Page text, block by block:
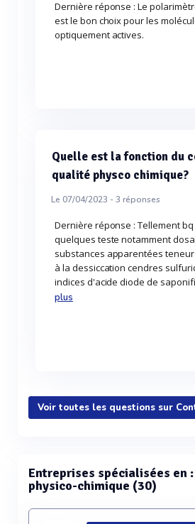
Dernière réponse : Le
est le bon choix pour les
optiquement actives.
Quelle est la fonction du
qualité physco chimique?
Le 07/04/2023 -3 réponses
Dernière réponse : Tellement
quelques teste notamment
substances apparentées
à la dessiccation cendres
indices d'acide diode de
plus
Voir toutes les questions sur
Entreprises spécialisées en
physico-chimique (30)